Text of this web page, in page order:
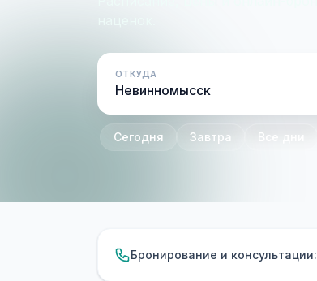
ОТКУДА
Сегодня Завтра Все дни
Бронирование и консультации: